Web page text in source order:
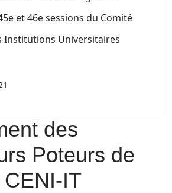
et 46e sessions du Comité
Institutions Universitaires
des
Poteurs de
IT